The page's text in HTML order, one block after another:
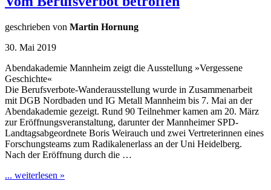
geschrieben von Martin Hornung
30. Mai 2019
Abendakademie Mannheim zeigt die Ausstellung »Vergessene
Geschichte«
Die Berufsverbote-Wanderausstellung wurde in Zusammenarbeit
mit DGB Nordbaden und IG Metall Mannheim bis 7. Mai an der
Abendakademie gezeigt. Rund 90 Teilnehmer kamen am 20. März
zur Eröffnungsveranstaltung, darunter der Mannheimer SPD-
Landtagsabgeordnete Boris Weirauch und zwei Vertreterinnen eines
Forschungsteams zum Radikalenerlass an der Uni Heidelberg.
Nach der Eröffnung durch die …
... weiterlesen »